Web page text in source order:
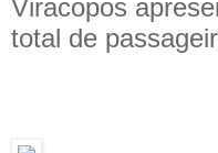
Viracopos
total de